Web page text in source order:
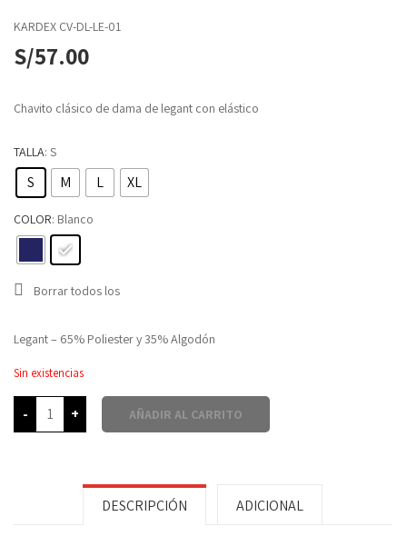
KARDEX CV-DL-LE-01
S/57.00
Chavito clásico de dama de legant con elástico
TALLA: S
S M L XL
COLOR: Blanco
Borrar todos los
Legant – 65% Poliester y 35% Algodón
Sin existencias
- + AÑADIR AL CARRITO
DESCRIPCIÓN ADICIONAL